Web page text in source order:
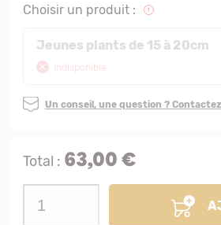
Choisir un produit :
Jeunes plants de 15 à 20cm
Indisponible
Un conseil, une question ?
Total : 63,00 €